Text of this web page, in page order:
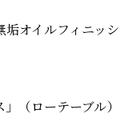
垢オイルフィニッシ
」（ローテーブル）